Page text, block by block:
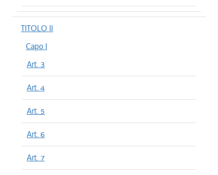
TITOLO II
Capo I
Art. 3
Art. 4
Art. 5
Art. 6
Art. 7